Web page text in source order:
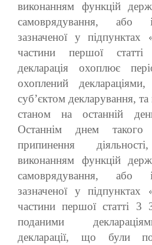
виконанням функцій
самоврядування, або
зазначеної у
частини першої
декларація охоплює
охоплений
суб’єктом декларування,
станом на останній
Останнім днем
припинення
виконанням функцій
самоврядування, або
зазначеної у
частини першої статті 3
поданими
декларації, що були